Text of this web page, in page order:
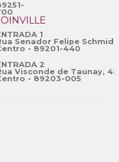
1
Senador Felipe
- 89201-440
2
Visconde de Taunay,
- 89203-005